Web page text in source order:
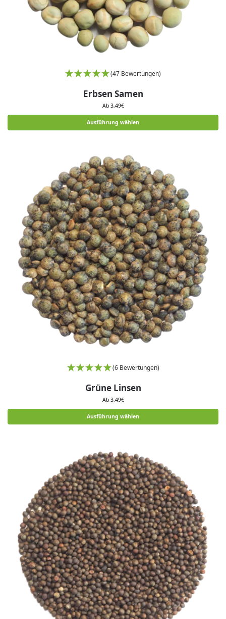
(47 Bewertungen)
Erbsen Samen
Ab 3,49€
Ausführung wählen
(6 Bewertungen)
Grüne Linsen
Ab 3,49€
Ausführung wählen